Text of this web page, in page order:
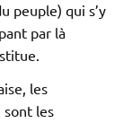
peuple) qui s’y
par là
les
sont les